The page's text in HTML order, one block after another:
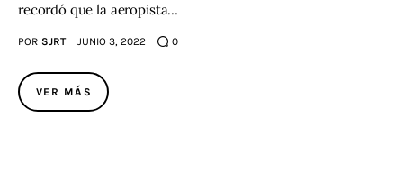
recordó que la aeropista…
POR SJRT JUNIO 3, 2022 0
VER MÁS